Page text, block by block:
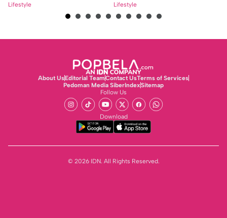
Lifestyle
Lifestyle
About UsEditorial TeamContact UsTerms of Services
Pedoman Media SiberIndexSitemap
Follow Us
Download
© 2026 IDN. All Rights Reserved.